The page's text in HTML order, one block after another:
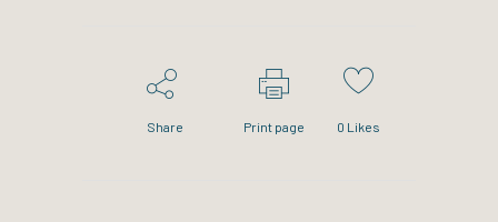
Share Print page 0 Likes